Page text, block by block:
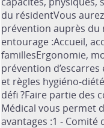
du résidentVous
prévention auprès du
entourage :Accueil,
famillesErgonomie,
prévention
et règles hygiéno-
défi ?Faire partie des
Médical vous permet
avantages :1 - Comité